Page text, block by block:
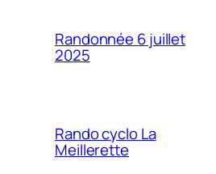
Randonnée 6 juillet
2025
Rando cyclo La
Meillerette